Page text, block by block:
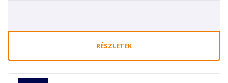
RÉSZLETEK